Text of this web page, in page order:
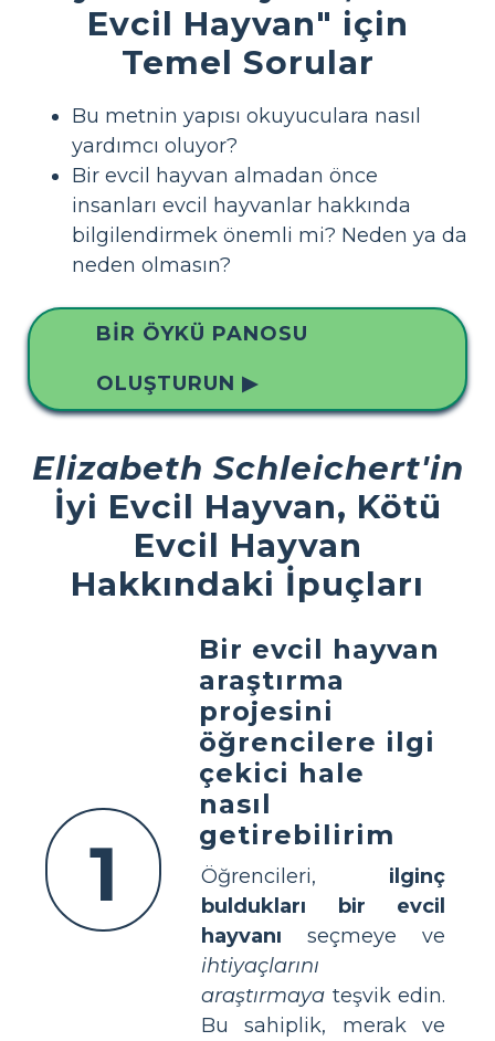
Evcil Hayvan" için
Temel Sorular
Bu metnin yapısı okuyuculara nasıl
yardımcı oluyor?
Bir evcil hayvan almadan önce
insanları evcil hayvanlar hakkında
bilgilendirmek önemli mi? Neden ya da
neden olmasın?
BIR ÖYKÜ PANOSU
OLUŞTURUN ▶
Elizabeth Schleichert'in
İyi Evcil Hayvan, Kötü
Evcil Hayvan
Hakkındaki İpuçları
1
Bir evcil hayvan
araştırma
projesini
öğrencilere ilgi
çekici hale
nasıl
getirebilirim
Öğrencileri, ilginç
buldukları bir evcil
hayvanı seçmeye ve
ihtiyaçlarını
araştırmaya teşvik edin.
Bu sahiplik, merak ve